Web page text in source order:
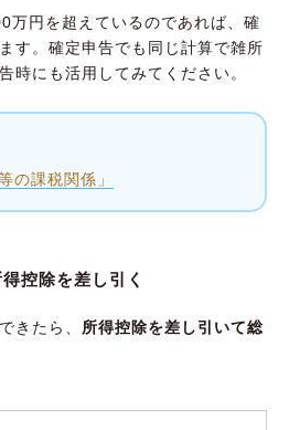
万円を超えているのであれば、確
す。確定申告でも同じ計算で雑所
時にも活用してみてください。
の課税関係」
控除を差し引く
きたら、 所得控除を差し引いて総